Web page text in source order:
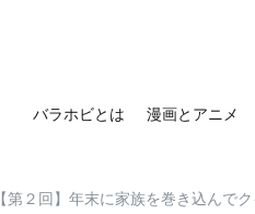
バラホビとは
漫画とアニメ
【第２回】年末に家族を巻き込んで